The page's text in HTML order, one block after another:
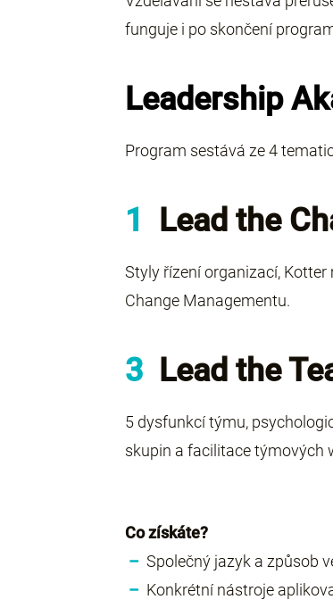
funguje i po skončení
Leadership
Program sestává ze 4
1 Lead the
Styly řízení organizací,
Change Managementu.
3 Lead the
5 dysfunkcí týmu,
skupin a facilitace týmových
Co získáte?
– Společný jazyk a způsob
– Konkrétní nástroje